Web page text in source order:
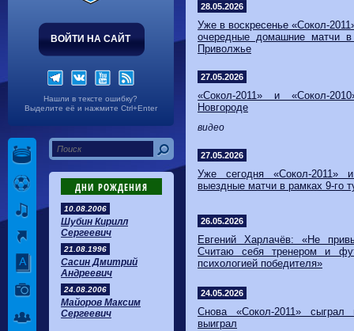
ВОЙТИ НА САЙТ
Нашли в тексте ошибку?
Выделите её и нажмите Ctrl+Enter
ДНИ РОЖДЕНИЯ
10.08.2006
Шубин Кирилл
Сергеевич
21.08.1996
Сасин Дмитрий
Андреевич
24.08.2006
Майоров Максим
Сергеевич
28.05.2026
Уже в воскресенье ​«Сокол-
очередные домашние матчи
Приволжье
27.05.2026
«Сокол-2011» и «Сокол-
Новгороде
видео
27.05.2026
Уже сегодня ​«Сокол-2011»
выездные матчи в рамках 9-
26.05.2026
Евгений Харлачёв: «Не
Считаю себя тренером и
психологией победителя»
24.05.2026
Снова «Сокол-2011»
выиграл
Калуга